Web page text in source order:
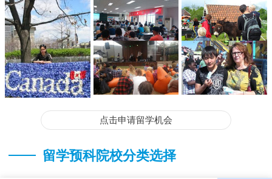
点击申请留学机会
留学预科院校分类选择